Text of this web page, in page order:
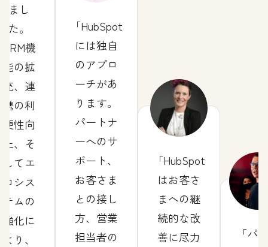
まし
た。
CRM機
能の拡
充、連
携の利
便性向
上、そ
してエ
コシス
テムの
強化に
より、
HubSpot
には独自
のアプロ
ーチがあ
ります。
パートナ
ーへのサ
ポート、
お客さま
との接し
方、営業
担当者の
HubSpot
はお客さ
まへの継
続的な改
善に尽力
パ